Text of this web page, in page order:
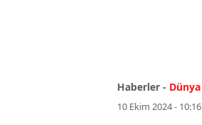
Haberler - Dünya
10 Ekim 2024 - 10:16